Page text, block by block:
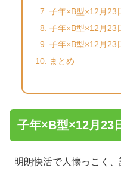
子年×B型×12月23
子年×B型×12月23
子年×B型×12月23
まとめ
子年×B型×12月23
明朗快活で人懐っこく